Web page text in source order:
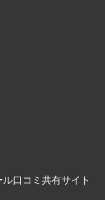
口コミ共有サイト